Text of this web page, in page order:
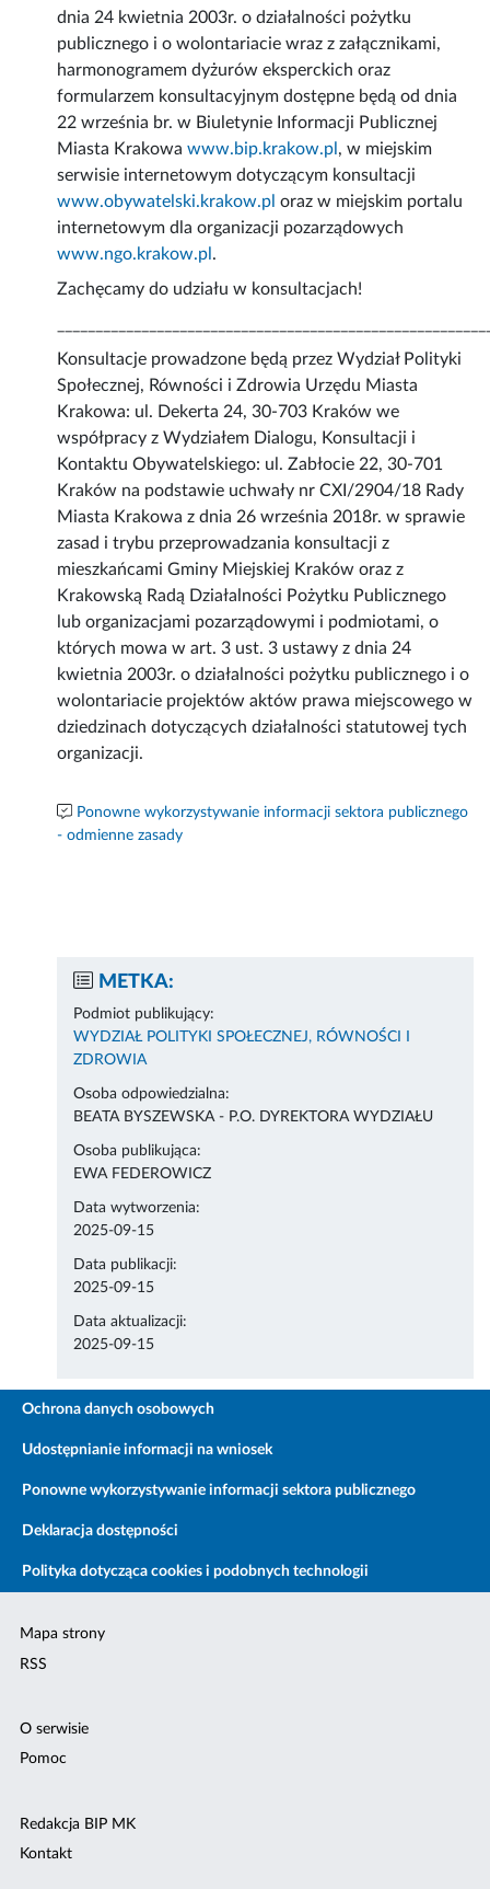
dnia 24 kwietnia 2003r. o działalności pożytku
publicznego i o wolontariacie wraz z załącznikami,
harmonogramem dyżurów eksperckich oraz
formularzem konsultacyjnym dostępne będą od dnia
22 września br. w Biuletynie Informacji Publicznej
Miasta Krakowawww.bip.krakow.pl , w miejskim
serwisie internetowym dotyczącym konsultacji
www.obywatelski.krakow.ploraz w miejskim portalu
internetowym dla organizacji pozarządowych
www.ngo.krakow.pl .
Zachęcamy do udziału w konsultacjach!
Konsultacje prowadzone będą przez Wydział Polityki
Społecznej, Równości i Zdrowia Urzędu Miasta
Krakowa: ul. Dekerta 24, 30-703 Kraków we
współpracy z Wydziałem Dialogu, Konsultacji i
Kontaktu Obywatelskiego: ul. Zabłocie 22, 30-701
Kraków na podstawie uchwały nr CXI/2904/18 Rady
Miasta Krakowa z dnia 26 września 2018r. w sprawie
zasad i trybu przeprowadzania konsultacji z
mieszkańcami Gminy Miejskiej Kraków oraz z
Krakowską Radą Działalności Pożytku Publicznego
lub organizacjami pozarządowymi i podmiotami, o
których mowa w art. 3 ust. 3 ustawy z dnia 24
kwietnia 2003r. o działalności pożytku publicznego i o
wolontariacie projektów aktów prawa miejscowego w
dziedzinach dotyczących działalności statutowej tych
organizacji.
Ponowne wykorzystywanie informacji sektora publicznego
- odmienne zasady
METKA:
Podmiot publikujący:
WYDZIAŁ POLITYKI SPOŁECZNEJ, RÓWNOŚCI I
ZDROWIA
Osoba odpowiedzialna:
BEATA BYSZEWSKA - P.O. DYREKTORA WYDZIAŁU
Osoba publikująca:
EWA FEDEROWICZ
Data wytworzenia:
2025-09-15
Data publikacji:
2025-09-15
Data aktualizacji:
2025-09-15
Ochrona danych osobowych
Udostępnianie informacji na wniosek
Ponowne wykorzystywanie informacji sektora publicznego
Deklaracja dostępności
Polityka dotycząca cookies i podobnych technologii
Mapa strony
RSS
O serwisie
Pomoc
Redakcja BIP MK
Kontakt